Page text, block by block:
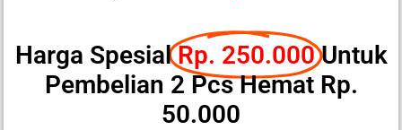
Harga Spesial Rp. 250.000 Untuk
Pembelian 2 Pcs Hemat Rp.
50.000